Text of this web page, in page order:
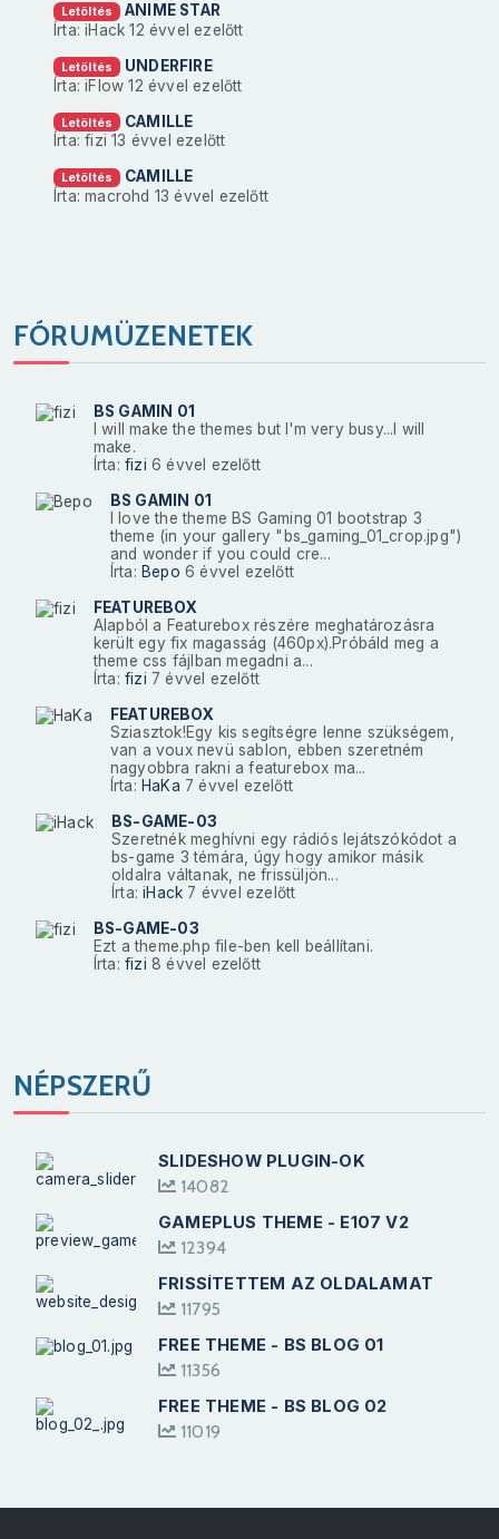
Letöltés
ANIME STAR
Írta: iHack12 évvel ezelőtt
Letöltés
UNDERFIRE
Írta: iFlow12 évvel ezelőtt
Letöltés
CAMILLE
Írta: fizi13 évvel ezelőtt
Letöltés
CAMILLE
Írta: macrohd 13 évvel ezelőtt
FÓRUMÜZENETEK
BS GAMIN 01
I will make the themes but I'm very busy...I will
make.
Írta:fizi 6 évvel ezelőtt
BS GAMIN 01
I love the theme BS Gaming 01 bootstrap 3
theme (in your gallery "bs_gaming_01_crop.jpg")
and wonder if you could cre...
Írta: Bepo 6 évvel ezelőtt
FEATUREBOX
Alapból a Featurebox részére meghatározásra
került egy fix magasság (460px).Próbáld meg a
theme css fájlban megadni a...
Írta:fizi 7 évvel ezelőtt
FEATUREBOX
Sziasztok!Egy kis segítségre lenne szükségem,
van a voux nevü sablon, ebben szeretném
nagyobbra rakni a featurebox ma...
Írta: HaKa 7 évvel ezelőtt
BS-GAME-03
Szeretnék meghívni egy rádiós lejátszókódot a
bs-game 3 témára, úgy hogy amikor másik
oldalra váltanak, ne frissüljön...
Írta:iHack 7 évvel ezelőtt
BS-GAME-03
Ezt a theme.php file-ben kell beállítani.
Írta:fizi 8 évvel ezelőtt
NÉPSZERŰ
SLIDESHOW PLUGIN-OK
14082
GAMEPLUS THEME - E107 V2
12394
FRISSÍTETTEM AZ OLDALAMAT
11795
FREE THEME - BS BLOG 01
11356
FREE THEME - BS BLOG 02
11019